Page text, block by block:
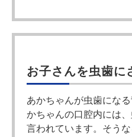
お子さんを虫歯に
あかちゃんが虫歯にな
かちゃんの口腔内には
言われています。そう